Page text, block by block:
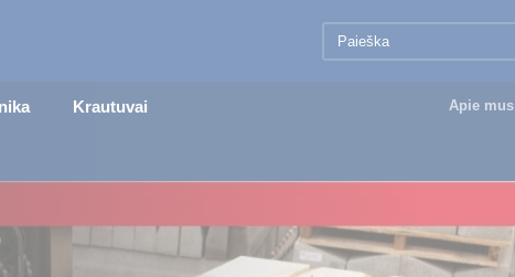
Krautuvai Apie mus